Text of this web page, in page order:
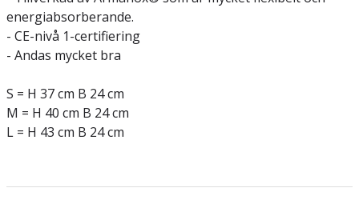
energiabsorberande.
- CE-nivå 1-certifiering
- Andas mycket bra
S = H 37 cm B 24 cm
M = H 40 cm B 24 cm
L = H 43 cm B 24 cm